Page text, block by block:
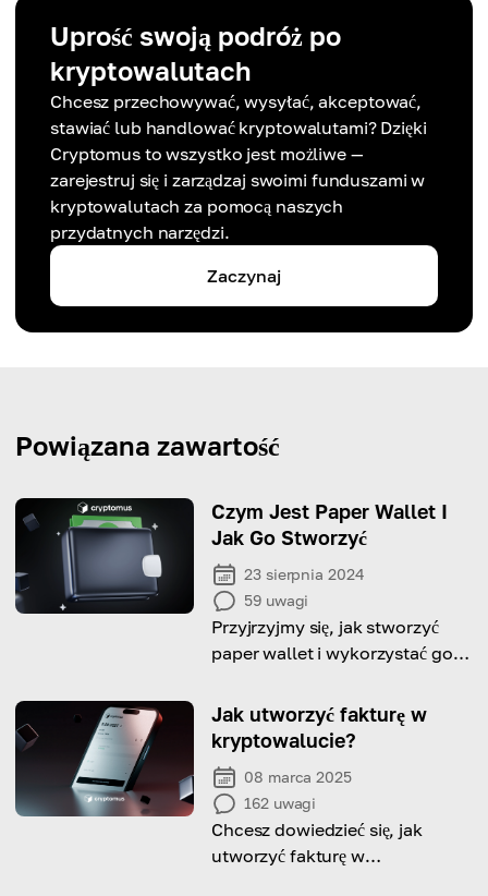
Uprość swoją podróż po
kryptowalutach
Chcesz przechowywać, wysyłać, akceptować,
stawiać lub handlować kryptowalutami? Dzięki
Cryptomus to wszystko jest możliwe —
zarejestruj się i zarządzaj swoimi funduszami w
kryptowalutach za pomocą naszych
przydatnych narzędzi.
Zaczynaj
Powiązana zawartość
Czym Jest Paper Wallet I
Jak Go Stworzyć
23 sierpnia 2024
59 uwagi
Przyjrzyjmy się, jak stworzyć
paper wallet i wykorzystać go
przechowywania kryptowalut.
Jak utworzyć fakturę w
kryptowalucie?
08 marca 2025
162 uwagi
Chcesz dowiedzieć się, jak
utworzyć fakturę w